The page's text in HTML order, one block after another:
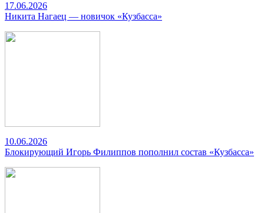
17.06.2026
Никита Нагаец — новичок «Кузбасса»
10.06.2026
Блокирующий Игорь Филиппов пополнил состав «Кузбасса»